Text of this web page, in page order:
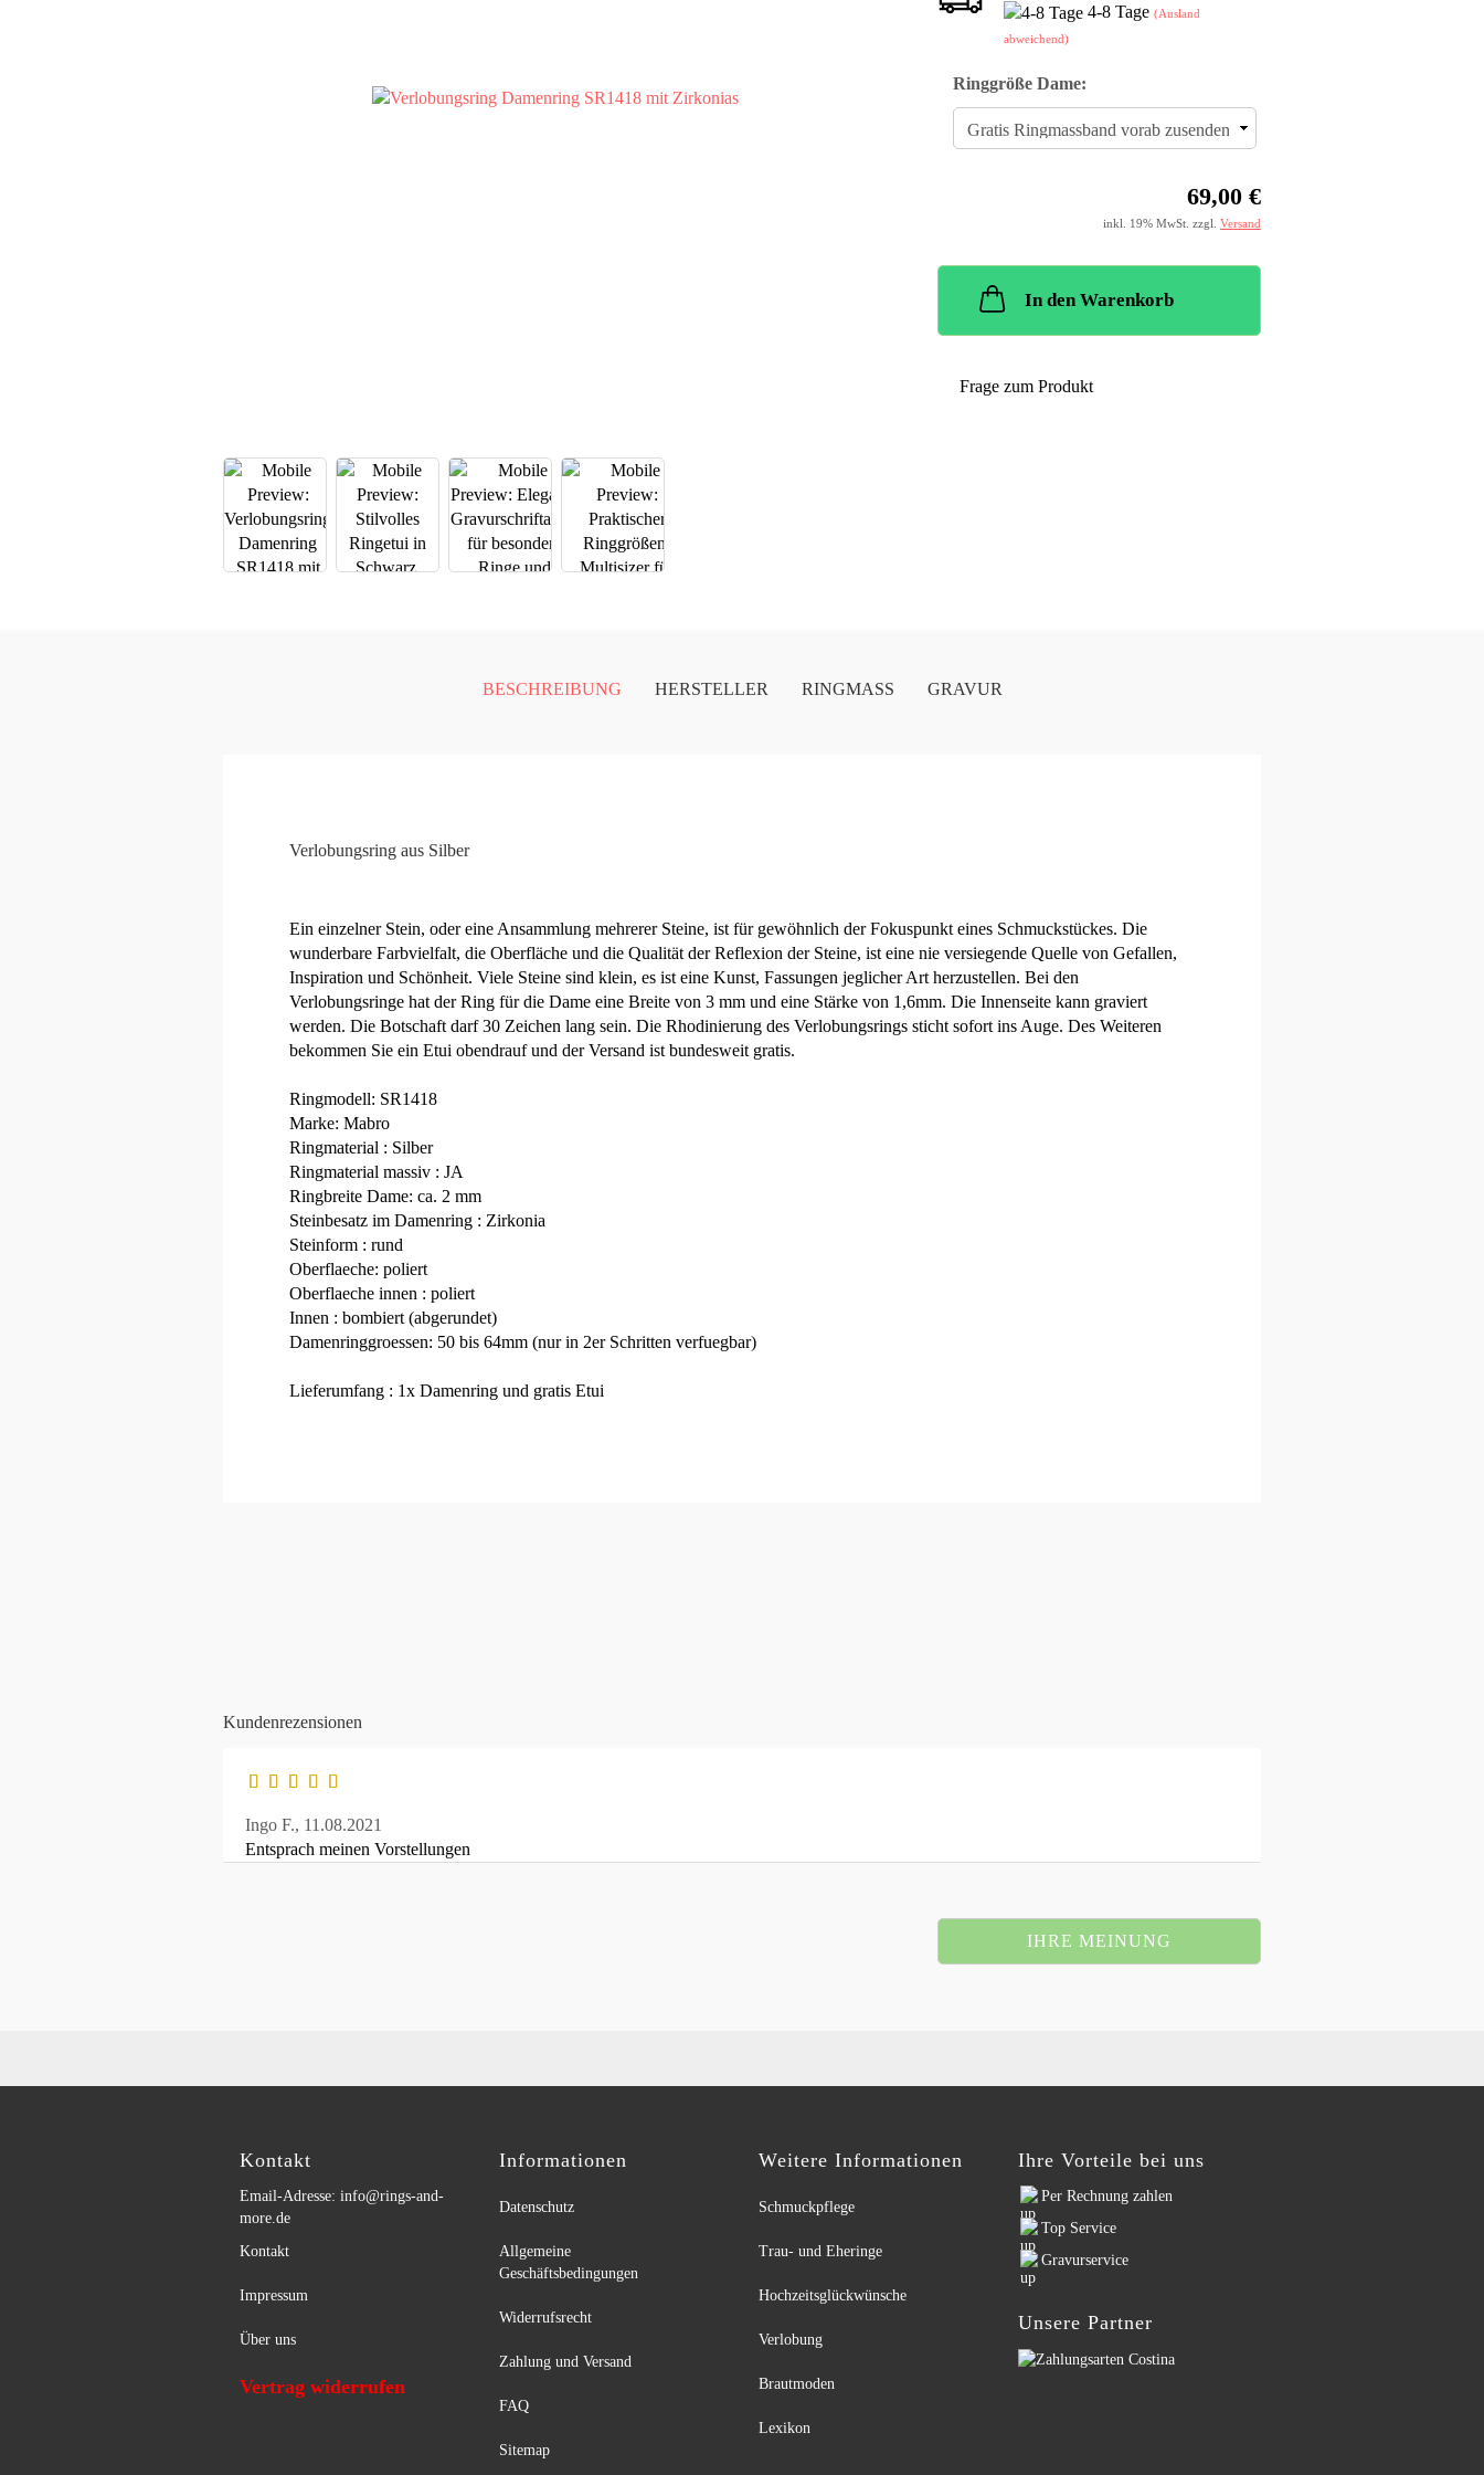
4-8 Tage (Ausland
abweichend)
Ringgröße Dame:
69,00 €
inkl. 19% MwSt. zzgl. Versand
In den Warenkorb
Frage zum Produkt
BESCHREIBUNG HERSTELLER RINGMASS GRAVUR
Verlobungsring aus Silber
Ein einzelner Stein, oder eine Ansammlung mehrerer Steine, ist für gewöhnlich der Fokuspunkt eines Schmuckstückes. Die
wunderbare Farbvielfalt, die Oberfläche und die Qualität der Reflexion der Steine, ist eine nie versiegende Quelle von Gefallen,
Inspiration und Schönheit. Viele Steine sind klein, es ist eine Kunst, Fassungen jeglicher Art herzustellen. Bei den
Verlobungsringe hat der Ring für die Dame eine Breite von 3 mm und eine Stärke von 1,6mm. Die Innenseite kann graviert
werden. Die Botschaft darf 30 Zeichen lang sein. Die Rhodinierung des Verlobungsrings sticht sofort ins Auge. Des Weiteren
bekommen Sie ein Etui obendrauf und der Versand ist bundesweit gratis.
Ringmodell: SR1418
Marke: Mabro
Ringmaterial : Silber
Ringmaterial massiv : JA
Ringbreite Dame: ca. 2 mm
Steinbesatz im Damenring : Zirkonia
Steinform : rund
Oberflaeche: poliert
Oberflaeche innen : poliert
Innen : bombiert (abgerundet)
Damenringgroessen: 50 bis 64mm (nur in 2er Schritten verfuegbar)
Lieferumfang : 1x Damenring und gratis Etui
Kundenrezensionen
Ingo F., 11.08.2021
Entsprach meinen Vorstellungen
IHRE MEINUNG
Kontakt
Email-Adresse: info@rings-and-
more.de
Kontakt
Impressum
Über uns
Vertrag widerrufen
Informationen
Datenschutz
Allgemeine
Geschäftsbedingungen
Widerrufsrecht
Zahlung und Versand
FAQ
Sitemap
Weitere Informationen
Schmuckpflege
Trau- und Eheringe
Hochzeitsglückwünsche
Verlobung
Brautmoden
Lexikon
Ihre Vorteile bei uns
Per Rechnung zahlen
Top Service
Gravurservice
Unsere Partner